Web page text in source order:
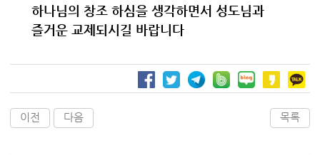
하나님의 창조 하심을 생각하면서 성도님과
즐거운 교제되시길 바랍니다
이전 다음 목록